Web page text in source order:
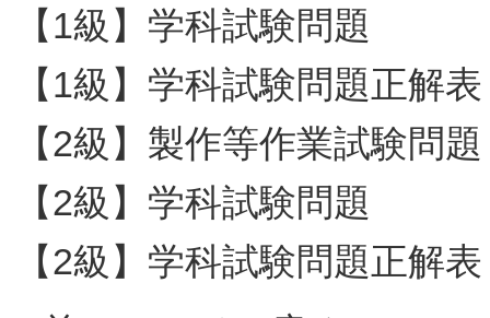
【1級】学科試験問題
【1級】学科試験問題正解表
【2級】製作等作業試験問題
【2級】学科試験問題
【2級】学科試験問題正解表